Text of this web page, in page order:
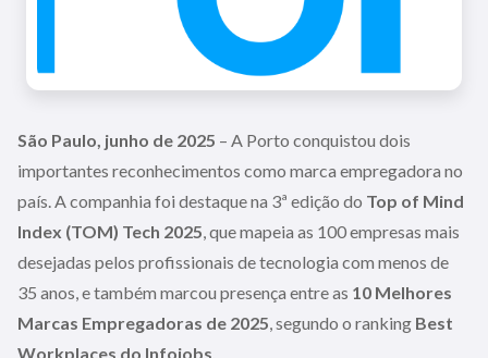
São Paulo, junho de 2025 – A Porto conquistou dois
importantes reconhecimentos como marca empregadora no
país. A companhia foi destaque na 3ª edição do Top of Mind
Index (TOM) Tech 2025, que mapeia as 100 empresas mais
desejadas pelos profissionais de tecnologia com menos de
35 anos, e também marcou presença entre as 10 Melhores
Marcas Empregadoras de 2025, segundo o ranking Best
Workplaces do Infojobs.